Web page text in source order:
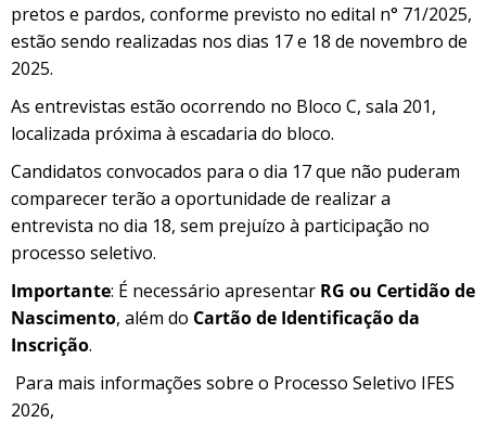
pretos e pardos, conforme previsto no edital n° 71/2025,
estão sendo realizadas nos dias 17 e 18 de novembro de
2025.
As entrevistas estão ocorrendo no Bloco C, sala 201,
localizada próxima à escadaria do bloco.
Candidatos convocados para o dia 17 que não puderam
comparecer terão a oportunidade de realizar a
entrevista no dia 18, sem prejuízo à participação no
processo seletivo.
Importante: É necessário apresentar RG ou Certidão de
Nascimento, além do Cartão de Identificação da
Inscrição.
Para mais informações sobre o Processo Seletivo IFES
2026,